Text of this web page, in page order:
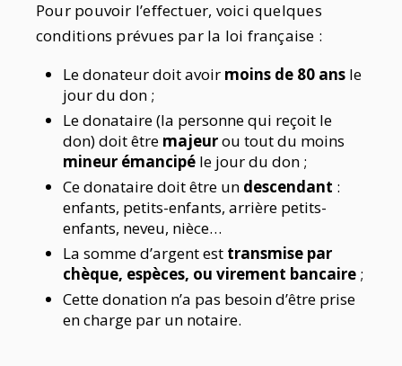
Pour pouvoir l’effectuer, voici quelques
conditions prévues par la loi française :
Le donateur doit avoir moins de 80 ans le
jour du don ;
Le donataire (la personne qui reçoit le
don) doit être majeurou tout du moins
mineur émancipé le jour du don ;
Ce donataire doit être un descendant :
enfants, petits-enfants, arrière petits-
enfants, neveu, nièce…
La somme d’argent est transmise par
chèque, espèces, ou virement bancaire ;
Cette donation n’a pas besoin d’être prise
en charge par un notaire.